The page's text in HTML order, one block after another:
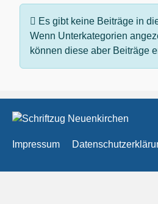
Information
Es gibt keine Beiträge in
Wenn Unterkategorien
können diese aber Beiträge
Impressum